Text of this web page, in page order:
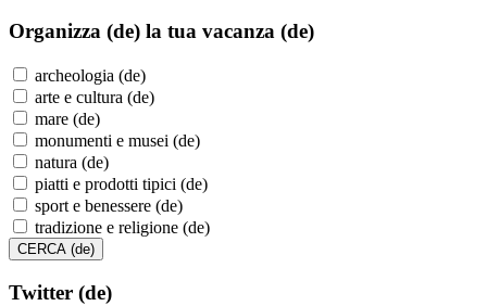
Organizza (de) la tua vacanza (de)
archeologia (de)
arte e cultura (de)
mare (de)
monumenti e musei (de)
natura (de)
piatti e prodotti tipici (de)
sport e benessere (de)
tradizione e religione (de)
Twitter (de)